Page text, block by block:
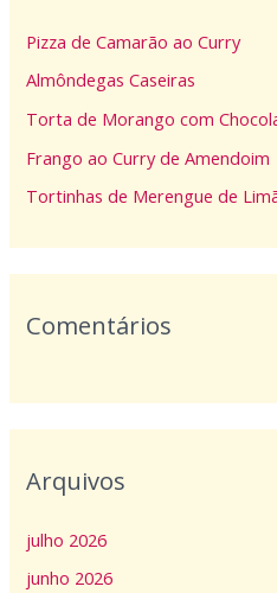
s
a
r
p
o
Pizza de Camarão ao Curry
Almôndegas Caseiras
Torta de Morango com
Frango ao Curry de Amendoim
Tortinhas de Merengue de
Comentários
Arquivos
julho 2026
junho 2026